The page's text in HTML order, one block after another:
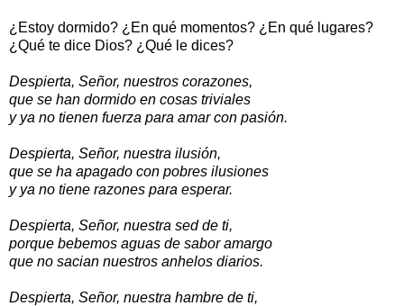
¿Estoy dormido? ¿En qué momentos? ¿En qué lugares?
¿Qué te dice Dios? ¿Qué le dices?
Despierta, Señor, nuestros corazones,
que se han dormido en cosas triviales
y ya no tienen fuerza para amar con pasión.
Despierta, Señor, nuestra ilusión,
que se ha apagado con pobres ilusiones
y ya no tiene razones para esperar.
Despierta, Señor, nuestra sed de ti,
porque bebemos aguas de sabor amargo
que no sacian nuestros anhelos diarios.
Despierta, Señor, nuestra hambre de ti,